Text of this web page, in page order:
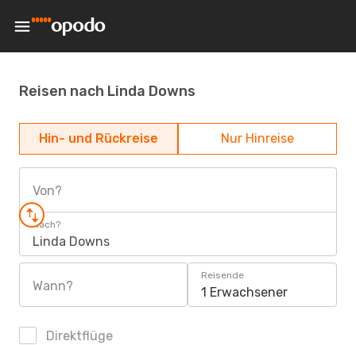
Reisen nach Linda Downs
Hin- und Rückreise Nur Hinreise
Von?
Nach?
Linda Downs
Wann?
Reisende
1 Erwachsener
Direktflüge